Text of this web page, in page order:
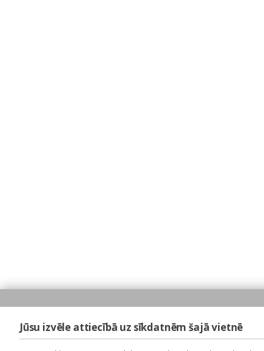
Jūsu izvēle attiecībā uz sīkdatnēm šajā vietnē